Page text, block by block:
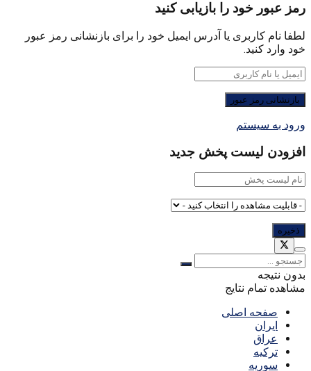
رمز عبور خود را بازیابی کنید
لطفا نام کاربری یا آدرس ایمیل خود را برای بازنشانی رمز عبور
خود وارد کنید.
ورود به سیستم
افزودن لیست پخش جدید
بدون نتیجه
مشاهده تمام نتایج
صفحه اصلی
ایران
عراق
ترکیه
سوریه